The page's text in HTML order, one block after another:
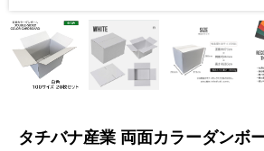
タチバナ産業 両面カラーダンボ